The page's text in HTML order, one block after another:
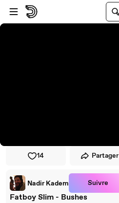
Passer au player
Passer au contenu principal
14 Partager
Nadir Kadem Suivre
Fatboy Slim - Bushes